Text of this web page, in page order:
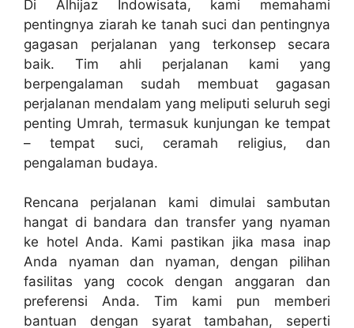
Di Alhijaz Indowisata, kami memahami
pentingnya ziarah ke tanah suci dan pentingnya
gagasan perjalanan yang terkonsep secara
baik. Tim ahli perjalanan kami yang
berpengalaman sudah membuat gagasan
perjalanan mendalam yang meliputi seluruh segi
penting Umrah, termasuk kunjungan ke tempat
– tempat suci, ceramah religius, dan
pengalaman budaya.
Rencana perjalanan kami dimulai sambutan
hangat di bandara dan transfer yang nyaman
ke hotel Anda. Kami pastikan jika masa inap
Anda nyaman dan nyaman, dengan pilihan
fasilitas yang cocok dengan anggaran dan
preferensi Anda. Tim kami pun memberi
bantuan dengan syarat tambahan, seperti